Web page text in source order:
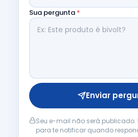
Sua pergunta *
Enviar
Seu e-mail não será
para te notificar quando